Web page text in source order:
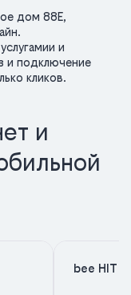
дом 88Е,
и
и подключение
кликов.
и
bee HIT